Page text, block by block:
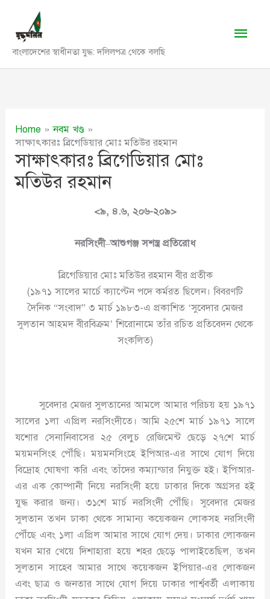
content
বাংলাদেশের স্বাধীনতা যুদ্ধ: দলিলপত্র থেকে বলছি
Main
Home
নবম খণ্ড
সাক্ষাৎকারঃ ব্রিগেডিয়ার মোঃ মতিউর রহমান
সাক্ষাৎকারঃ ব্রিগেডিয়ার মোঃ
মতিউর রহমান
<৯, ৪.৬, ২০৬-২০৯>
নরসিংদী–আশুগঞ্জ সশস্ত্র প্রতিরোধ
ব্রিগেডিয়ার মোঃ মতিউর রহমান বীর প্রতীক
(১৯৭১ সালের মার্চে ক্যাপ্টেন পদে কর্মরত ছিলেন। বিবরণটি
দৈনিক “সংবাদ” ৩ মার্চ ১৯৮৩-এ প্রকাশিত ‘সুবেদার মেজর
সুলতান আহমদ বীরবিক্রম’ শিরোনামে তাঁর রচিত প্রতিবেদন থেকে
সংকলিত)
সুবেদার মেজর সুলতানের আমলে আমার পরিচয় হয় ১৯৭১
সালের ১লা এপ্রিল নরসিংদীতে। আমি ২৫শে মার্চ ১৯৭১ সালে
যশোর সেনানিবাসের ২৫ বেলুচ রেজিমেন্ট ছেড়ে ২৭শে মার্চ
ময়মনসিংহ পৌঁছি। ময়মনসিংহে ইপিআর-এর সাথে যোগ দিয়ে
বিদ্রোহ ঘোষণা করি এবং তাঁদের কম্যান্ডার নিযুক্ত হই। ইপিআর-
এর এক কোম্পানী নিয়ে নরসিংদী হয়ে ঢাকার দিকে অগ্রসর হই
যুদ্ধ করার জন্য। ৩১শে মার্চ নরসিংদী পৌঁছি। সুবেদার মেজর
সুলতান তখন ঢাকা থেকে সামান্য কয়েকজন লোকসহ নরসিংদী
পৌঁছে এবং ১লা এপ্রিল আমার সাথে যোগ দেয়। ঢাকার লোকজন
যখন মার খেয়ে দিশাহারা হয়ে শহর ছেড়ে পালাইতেছিল, তখন
সুলতান সাহেব আমার সাথে কয়েকজন ইপিয়ার-এর লোকজন
এবং ছাত্র ও জনতার সাথে যোগ দিয়ে ঢাকার পার্শ্ববর্তী এলাকায়